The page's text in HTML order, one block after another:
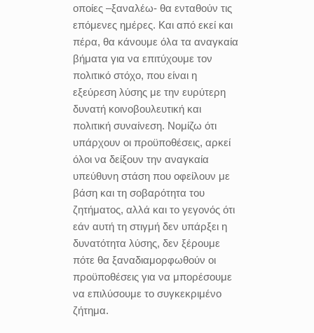
οποίες –ξαναλέω- θα ενταθούν τις
επόμενες ημέρες. Και από εκεί και
πέρα, θα κάνουμε όλα τα αναγκαία
βήματα για να επιτύχουμε τον
πολιτικό στόχο, που είναι η
εξεύρεση λύσης με την ευρύτερη
δυνατή κοινοβουλευτική και
πολιτική συναίνεση. Νομίζω ότι
υπάρχουν οι προϋποθέσεις, αρκεί
όλοι να δείξουν την αναγκαία
υπεύθυνη στάση που οφείλουν με
βάση και τη σοβαρότητα του
ζητήματος, αλλά και το γεγονός ότι
εάν αυτή τη στιγμή δεν υπάρξει η
δυνατότητα λύσης, δεν ξέρουμε
πότε θα ξαναδιαμορφωθούν οι
προϋποθέσεις για να μπορέσουμε
να επιλύσουμε το συγκεκριμένο
ζήτημα.